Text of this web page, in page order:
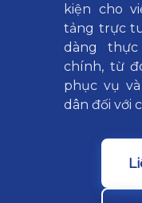
kiện cho
tảng trực
dàng
chính, từ
phục vụ
dân đối với